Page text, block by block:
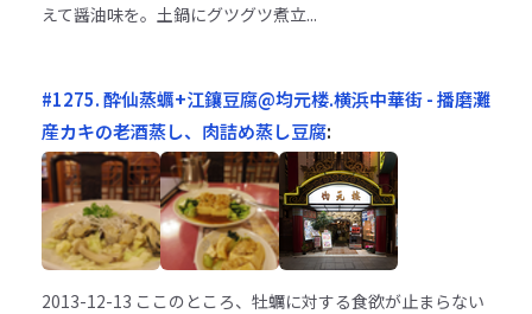
えて醤油味を。土鍋にグツグツ煮立...
#1275. 酔仙蒸蠣+江鑲豆腐@均元楼.横浜中華街 - 播磨灘
産カキの老酒蒸し、肉詰め蒸し豆腐:
2013-12-13 ここのところ、牡蠣に対する食欲が止まらない